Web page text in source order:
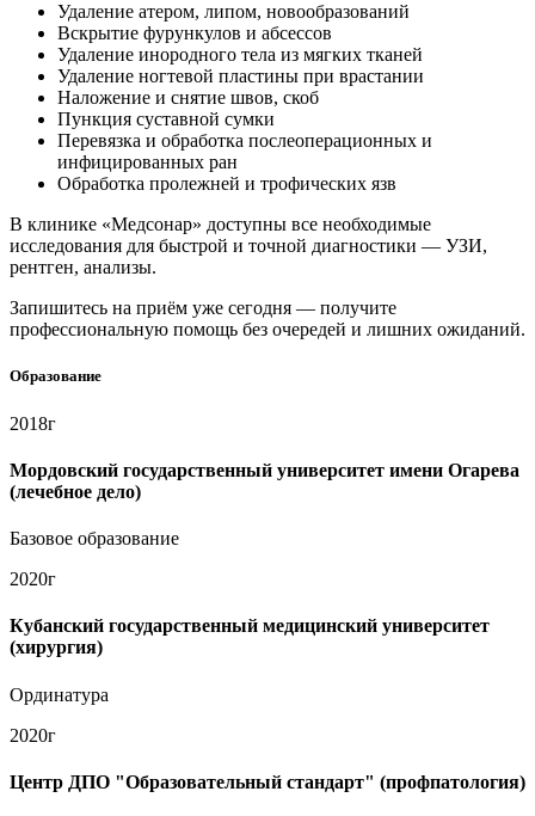
Удаление атером, липом, новообразований
Вскрытие фурункулов и абсессов
Удаление инородного тела из мягких тканей
Удаление ногтевой пластины при врастании
Наложение и снятие швов, скоб
Пункция суставной сумки
Перевязка и обработка послеоперационных и
инфицированных ран
Обработка пролежней и трофических язв
В клинике «Медсонар» доступны все необходимые
исследования для быстрой и точной диагностики — УЗИ,
рентген, анализы.
Запишитесь на приём уже сегодня — получите
профессиональную помощь без очередей и лишних ожиданий.
Образование
2018г
Мордовский государственный университет имени Огарева
(лечебное дело)
Базовое образование
2020г
Кубанский государственный медицинский университет
(хирургия)
Ординатура
2020г
Центр ДПО "Образовательный стандарт" (профпатология)